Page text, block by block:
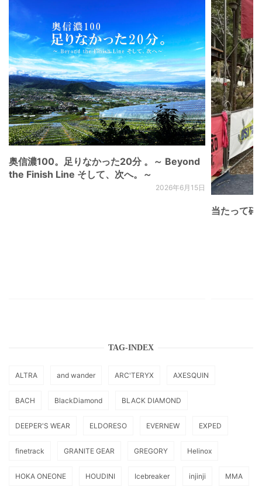
奥信濃100。足りなかった20分 。～ Beyond
the Finish Line そして、次へ。～
2026年6月15日
当たって砕
TAG-INDEX
ALTRA and wander ARC'TERYX AXESQUIN
BACH BlackDiamond BLACK DIAMOND
DEEPER'S WEAR ELDORESO EVERNEW EXPED
finetrack GRANITE GEAR GREGORY Helinox
HOKA ONEONE HOUDINI Icebreaker injinji MMA